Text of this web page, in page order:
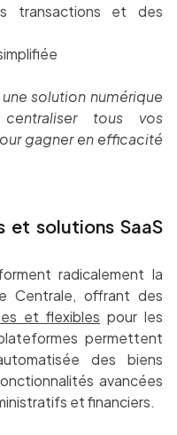
transactions et des
solution numérique
tous vos
gagner en efficacité
et solutions SaaS
radicalement la
Centrale, offrant des
et flexibles pour les
permettent
des biens
avancées
et financiers.